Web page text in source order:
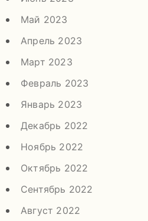
Май 2023
Апрель 2023
Март 2023
Февраль 2023
Январь 2023
Декабрь 2022
Ноябрь 2022
Октябрь 2022
Сентябрь 2022
Август 2022